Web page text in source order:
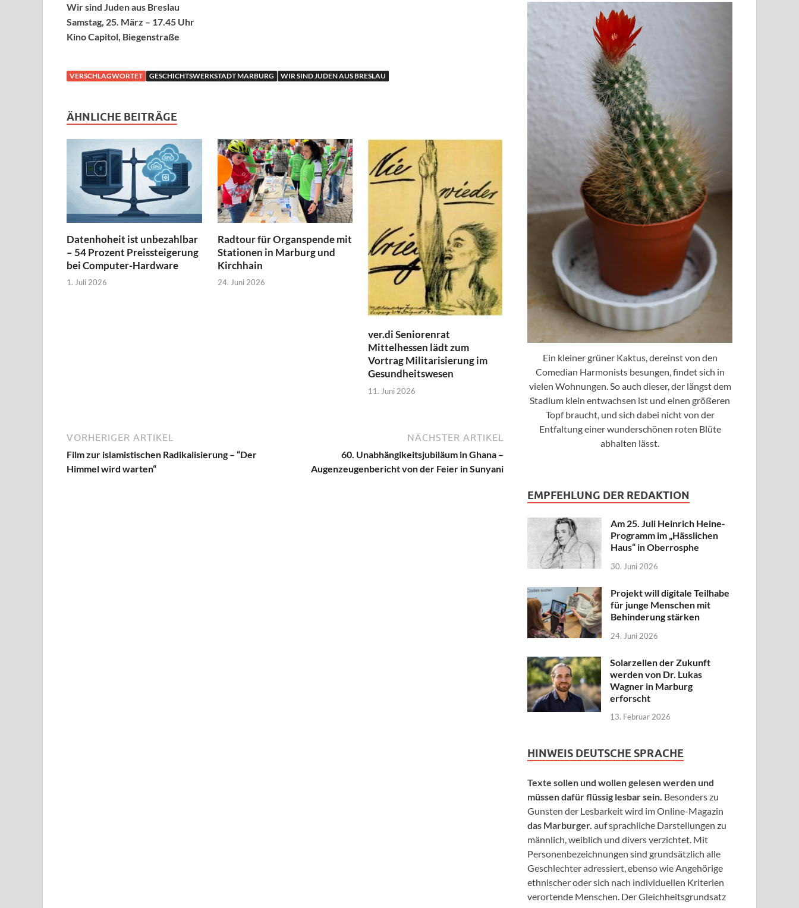
Wir sind Juden aus Breslau
Samstag, 25. März – 17.45 Uhr
Kino Capitol, Biegenstraße
VERSCHLAGWORTET GESCHICHTSWERKSTADT MARBURG WIR SIND JUDEN AUS BRESLAU
ÄHNLICHE BEITRÄGE
Datenhoheit ist unbezahlbar
– 54 Prozent Preissteigerung
bei Computer-Hardware
1. Juli 2026
Radtour für Organspende mit
Stationen in Marburg und
Kirchhain
24. Juni 2026
ver.di Seniorenrat
Mittelhessen lädt zum
Vortrag Militarisierung im
Gesundheitswesen
11. Juni 2026
VORHERIGER ARTIKEL
Film zur islamistischen Radikalisierung – “Der
Himmel wird warten“
NÄCHSTER ARTIKEL
60. Unabhängikeitsjubiläum in Ghana –
Augenzeugenbericht von der Feier in Sunyani
Ein kleiner grüner Kaktus, dereinst von den
Comedian Harmonists besungen, findet sich in
vielen Wohnungen. So auch dieser, der längst dem
Stadium klein entwachsen ist und einen größeren
Topf braucht, und sich dabei nicht von der
Entfaltung einer wunderschönen roten Blüte
abhalten lässt.
EMPFEHLUNG DER REDAKTION
Am 25. Juli Heinrich Heine-
Programm im „Hässlichen
Haus“ in Oberrosphe
30. Juni 2026
Projekt will digitale Teilhabe
für junge Menschen mit
Behinderung stärken
24. Juni 2026
Solarzellen der Zukunft
werden von Dr. Lukas
Wagner in Marburg
erforscht
13. Februar 2026
HINWEIS DEUTSCHE SPRACHE
Texte sollen und wollen gelesen werden und
müssen dafür flüssig lesbar sein. Besonders zu
Gunsten der Lesbarkeit wird im Online-Magazin
das Marburger. auf sprachliche Darstellungen zu
männlich, weiblich und divers verzichtet. Mit
Personenbezeichnungen sind grundsätzlich alle
Geschlechter adressiert, ebenso wie Angehörige
ethnischer oder sich nach individuellen Kriterien
verortende Menschen. Der Gleichheitsgrundsatz